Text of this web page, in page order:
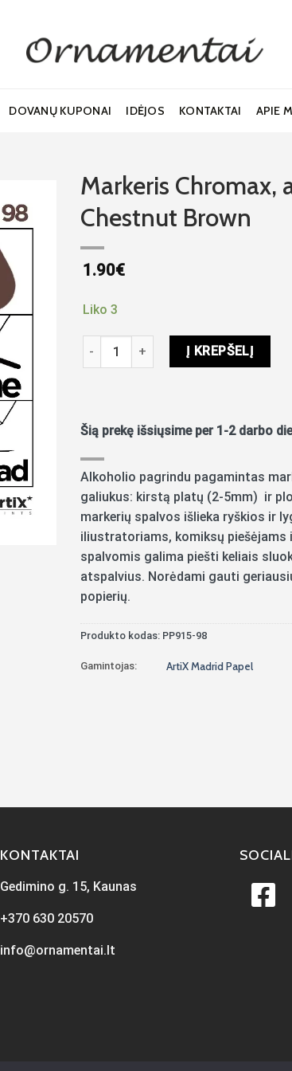
DOVANŲ KUPONAI IDĖJOS KONTAKTAI APIE
Markeris Chromax,
Chestnut Brown
1.90€
Liko 3
produkto kiekis: Markeris Chromax,
Į KREPŠELĮ
Šią prekę išsiųsime per 1-2 darbo
Alkoholio pagrindu pagamintas
galiukus: kirstą platų (2-5mm) ir
markerių spalvos išlieka ryškios ir
iliustratoriams, komiksų piešėjams
spalvomis galima piešti keliais
atspalvius. Norėdami gauti
popierių.
Produkto kodas: PP915-98
Gamintojas: ArtiXMadrid Papel
KONTAKTAI
Gedimino g. 15, Kaunas
+370 630 20570
info@ornamentai.lt